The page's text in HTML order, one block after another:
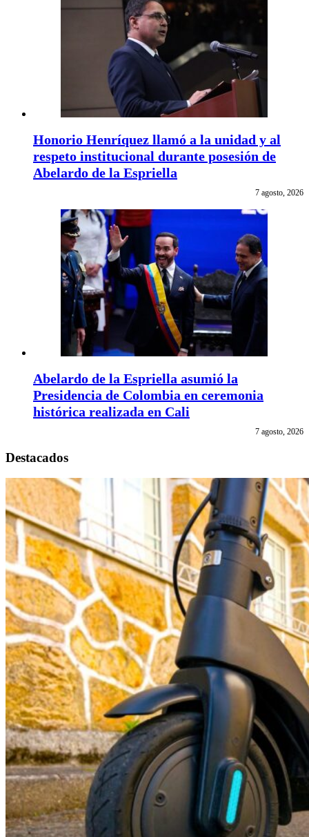
Honorio Henríquez llamó a la unidad y al
respeto institucional durante posesión de
Abelardo de la Espriella
7 agosto, 2026
Abelardo de la Espriella asumió la
Presidencia de Colombia en ceremonia
histórica realizada en Cali
7 agosto, 2026
Destacados